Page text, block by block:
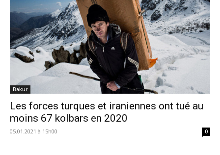
Bakur
Les forces turques et iraniennes ont tué au
moins 67 kolbars en 2020
05.01.2021 à 15h00 0